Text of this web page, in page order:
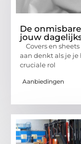
De
jouw
Covers en
aan denkt als je
cruciale rol
Aanbiedingen